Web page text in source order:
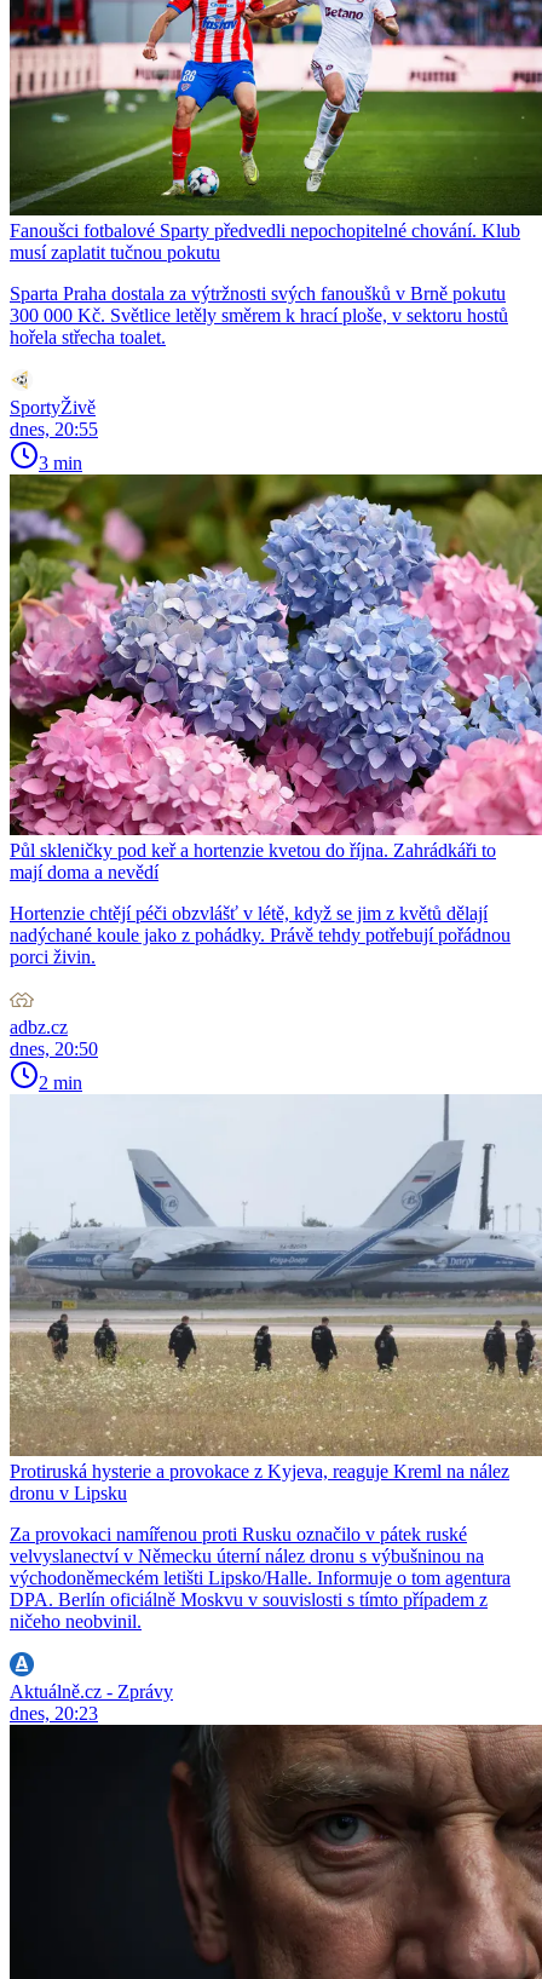
Fanoušci fotbalové Sparty předvedli nepochopitelné chování. Klub
musí zaplatit tučnou pokutu
Sparta Praha dostala za výtržnosti svých fanoušků v Brně pokutu
300 000 Kč. Světlice letěly směrem k hrací ploše, v sektoru hostů
hořela střecha toalet.
SportyŽivě
dnes, 20:55
3 min
Půl skleničky pod keř a hortenzie kvetou do října. Zahrádkáři to
mají doma a nevědí
Hortenzie chtějí péči obzvlášť v létě, když se jim z květů dělají
nadýchané koule jako z pohádky. Právě tehdy potřebují pořádnou
porci živin.
adbz.cz
dnes, 20:50
2 min
Protiruská hysterie a provokace z Kyjeva, reaguje Kreml na nález
dronu v Lipsku
Za provokaci namířenou proti Rusku označilo v pátek ruské
velvyslanectví v Německu úterní nález dronu s výbušninou na
východoněmeckém letišti Lipsko/Halle. Informuje o tom agentura
DPA. Berlín oficiálně Moskvu v souvislosti s tímto případem z
ničeho neobvinil.
Aktuálně.cz - Zprávy
dnes, 20:23